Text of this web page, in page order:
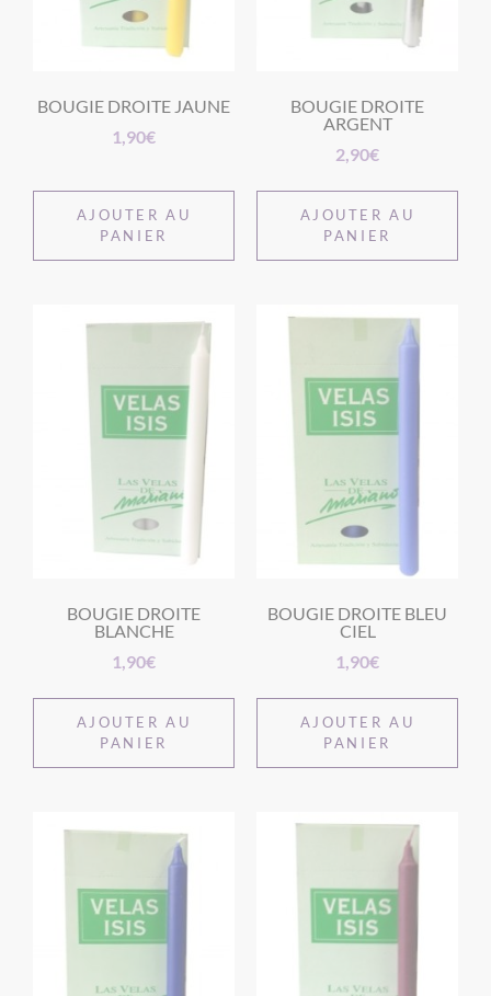
BOUGIE DROITE JAUNE
1,90€
AJOUTER AU
PANIER
BOUGIE DROITE
ARGENT
2,90€
AJOUTER AU
PANIER
BOUGIE DROITE
BLANCHE
1,90€
AJOUTER AU
PANIER
BOUGIE DROITE BLEU
CIEL
1,90€
AJOUTER AU
PANIER